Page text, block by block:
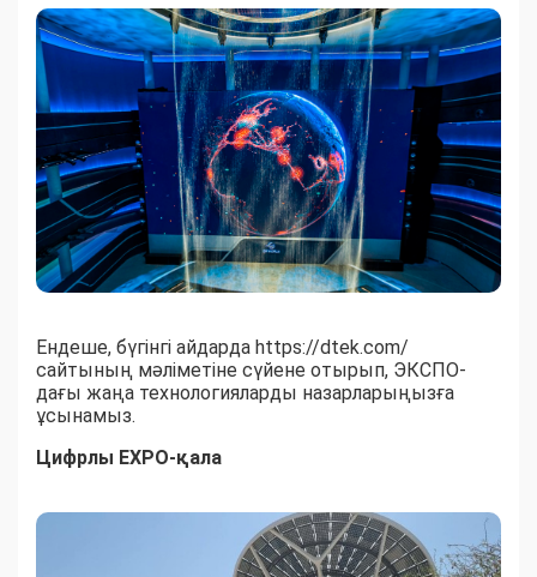
Ендеше, бүгінгі айдарда https://dtek.com/
сайтының мәліметіне сүйене отырып, ЭКСПО-
дағы жаңа технологияларды назарларыңызға
ұсынамыз.
Цифрлы ЕХРО-қала